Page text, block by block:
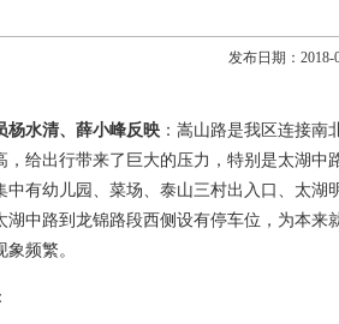
发布日期：
杨水清、薛小峰反映 ：嵩山路是我区连接
，给出行带来了巨大的压力，特别是太湖
中有幼儿园、菜场、泰山三村出入口、太
湖中路到龙锦路段西侧设有停车位，为本
频繁。